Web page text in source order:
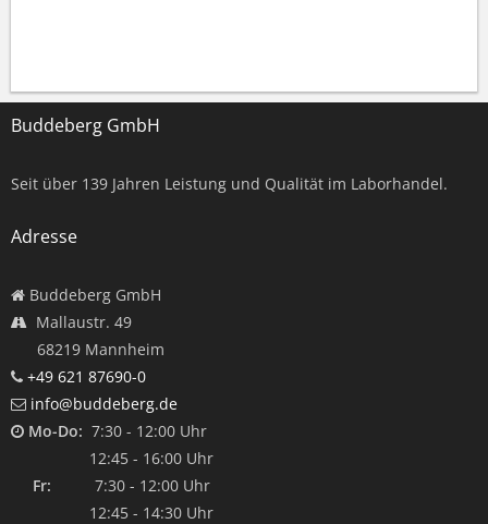
Buddeberg GmbH
Seit über 139 Jahren Leistung und Qualität im Laborhandel.
Adresse
Buddeberg GmbH
Mallaustr. 49
68219 Mannheim
+49 621 87690-0
info@buddeberg.de
Mo-Do: 7:30 - 12:00 Uhr
12:45 - 16:00 Uhr
Fr: 7:30 - 12:00 Uhr
12:45 - 14:30 Uhr